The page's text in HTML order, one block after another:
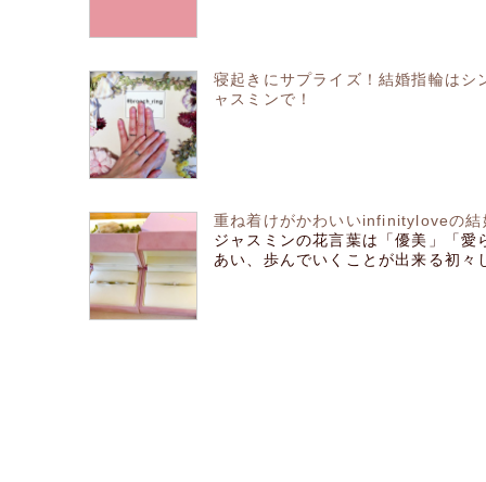
寝起きにサプライズ！結婚指輪は
ャスミンで！
重ね着けがかわいいinfinityloveの結
ジャスミンの花言葉は「優美」「愛
あい、歩んでいくことが出来る初